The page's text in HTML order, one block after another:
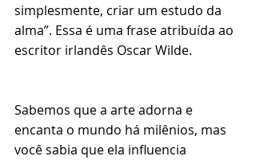
simplesmente, criar um estudo da
alma”. Essa é uma frase atribuída ao
escritor irlandês Oscar Wilde.
Sabemos que a arte adorna e
encanta o mundo há milênios, mas
você sabia que ela influencia